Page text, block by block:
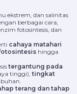
ekstrem, dan salinitas
berbagai cara,
fotosintesis, dan
cahaya matahari
hingga
tergantung pada
tinggi), tingkat
terang dan tahap